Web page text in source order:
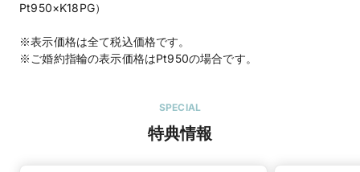
Pt950×K18PG）
※表示価格は全て税込価格です。
※ご婚約指輪の表示価格はPt950の場合です。
SPECIAL
特典情報